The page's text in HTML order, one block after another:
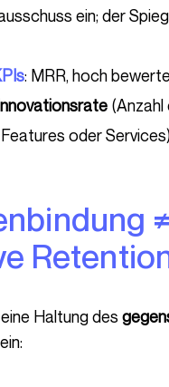
ein; der
: MRR, hoch
(Anzahl
oder
eine Haltung des
ein: